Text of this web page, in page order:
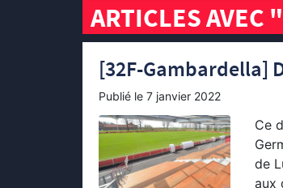
ARTICLES
[32F-Gambardella]
Publié le 7 janvier 2022
Ce
de
aux